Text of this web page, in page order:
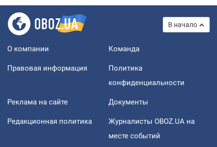
В начало
О компании Команда
Правовая информация
Политика
конфиденциальности
Реклама на сайте Документы
Редакционная политика
Журналисты OBOZ.UA на
месте событий